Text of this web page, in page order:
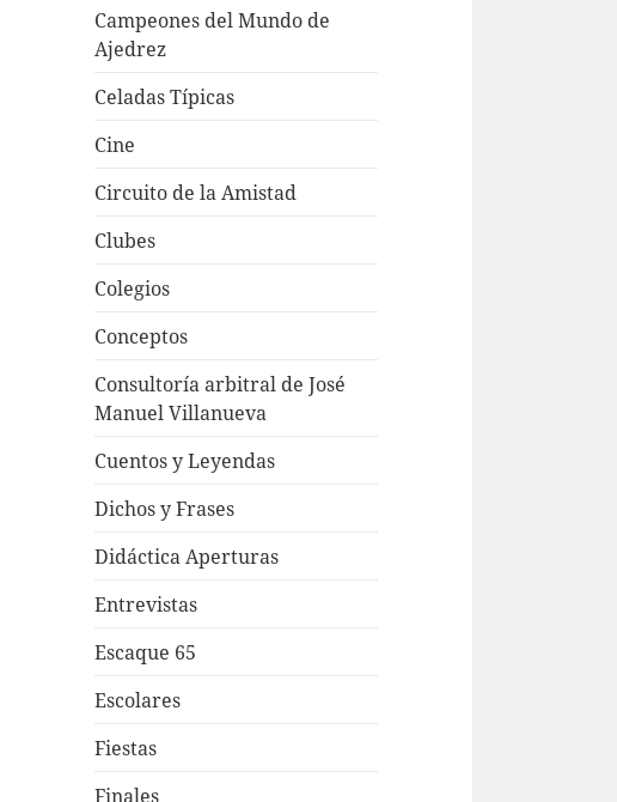
Campeones del Mundo de
Ajedrez
Celadas Típicas
Cine
Circuito de la Amistad
Clubes
Colegios
Conceptos
Consultoría arbitral de José
Manuel Villanueva
Cuentos y Leyendas
Dichos y Frases
Didáctica Aperturas
Entrevistas
Escaque 65
Escolares
Fiestas
Finales